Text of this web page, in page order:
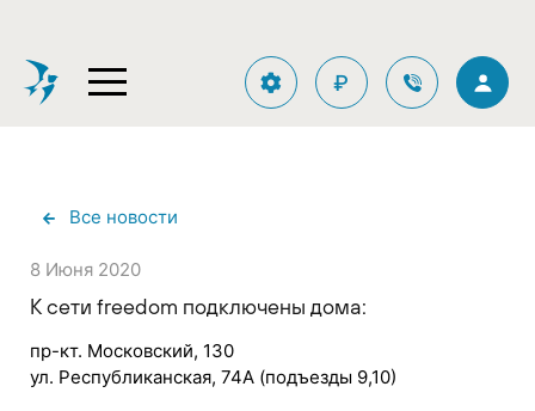
Все новости
8 Июня 2020
К сети freedom подключены дома:
пр-кт. Московский, 130
ул. Республиканская, 74А (подъезды 9,10)
₽